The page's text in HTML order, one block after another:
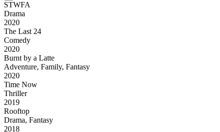
STWFA
Drama
2020
The Last 24
Comedy
2020
Burnt by a Latte
Adventure, Family, Fantasy
2020
Time Now
Thriller
2019
Rooftop
Drama, Fantasy
2018